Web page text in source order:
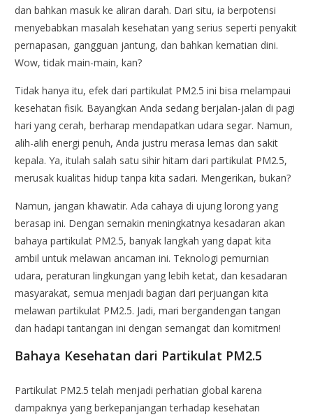
dan bahkan masuk ke aliran darah. Dari situ, ia berpotensi
menyebabkan masalah kesehatan yang serius seperti penyakit
pernapasan, gangguan jantung, dan bahkan kematian dini.
Wow, tidak main-main, kan?
Tidak hanya itu, efek dari partikulat PM2.5 ini bisa melampaui
kesehatan fisik. Bayangkan Anda sedang berjalan-jalan di pagi
hari yang cerah, berharap mendapatkan udara segar. Namun,
alih-alih energi penuh, Anda justru merasa lemas dan sakit
kepala. Ya, itulah salah satu sihir hitam dari partikulat PM2.5,
merusak kualitas hidup tanpa kita sadari. Mengerikan, bukan?
Namun, jangan khawatir. Ada cahaya di ujung lorong yang
berasap ini. Dengan semakin meningkatnya kesadaran akan
bahaya partikulat PM2.5, banyak langkah yang dapat kita
ambil untuk melawan ancaman ini. Teknologi pemurnian
udara, peraturan lingkungan yang lebih ketat, dan kesadaran
masyarakat, semua menjadi bagian dari perjuangan kita
melawan partikulat PM2.5. Jadi, mari bergandengan tangan
dan hadapi tantangan ini dengan semangat dan komitmen!
Bahaya Kesehatan dari Partikulat PM2.5
Partikulat PM2.5 telah menjadi perhatian global karena
dampaknya yang berkepanjangan terhadap kesehatan